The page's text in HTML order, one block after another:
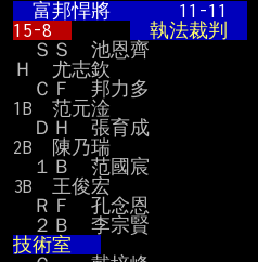
  富邦悍將       11-11
15-8
  執法裁判
  ＳＳ　池恩齊
Ｈ  尤志欽
  ＣＦ　邦力多
1B  范元淦
  ＤＨ　張育成
2B  陳乃瑞
  １Ｂ　范國宸
3B  王俊宏
  ＲＦ　孔念恩
  ２Ｂ　李宗賢
技術室